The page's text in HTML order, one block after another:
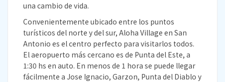
una cambio de vida.
Convenientemente ubicado entre los puntos
turísticos del norte y del sur, Aloha Village en San
Antonio es el centro perfecto para visitarlos todos.
El aeropuerto más cercano es de Punta del Este, a
1:30 hs en auto. En menos de 1 hora se puede llegar
fácilmente a Jose Ignacio, Garzon, Punta del Diablo y